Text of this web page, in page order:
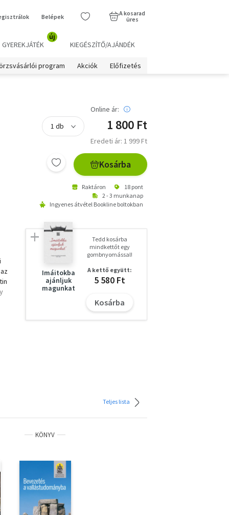
Belépek
A kosarad
üres
GYEREKJÁTÉK
új
KIEGÉSZÍTŐ/AJÁNDÉK
program Akciók Előfizetés
Online ár:
1 800 Ft
Eredeti ár: 1 999 Ft
Kosárba
Raktáron
18 pont
2 - 3 munkanap
Ingyenes átvétel Bookline boltokban
Imáitokba
ajánljuk
magunkat
Tedd kosárba
mindkettőt egy
gombnyomással!
A kettő együtt:
5 580 Ft
Kosárba
Teljes lista
KÖNYV